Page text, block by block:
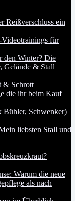
Reißverschluss ein
für
den Winter? Die
Gelände & Stall
& Schrott
die ihr beim Kauf
Bühler, Schwenker)
liebsten Stall und
Warum die neue
als nach